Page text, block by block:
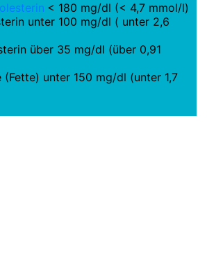
< 180 mg/dl (< 4,7 mmol/l)
unter 100 mg/dl ( unter 2,6
über 35 mg/dl (über 0,91
(Fette) unter 150 mg/dl (unter 1,7